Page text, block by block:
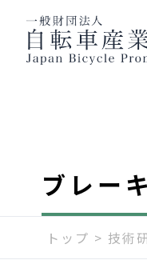
ブレー
トップ > 技術